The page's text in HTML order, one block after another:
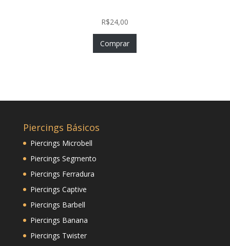
R$24,00
Comprar
Piercings Básicos
Piercings Microbell
Piercings Segmento
Piercings Ferradura
Piercings Captive
Piercings Barbell
Piercings Banana
Piercings Twister